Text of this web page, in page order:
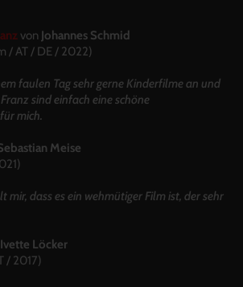
von Johannes Schmid
/AT / DE / 2022)
faulen Tag sehr gerne Kinderfilme an und
sind einfach eine schöne
mich.
Meise
mir, dass es ein wehmütiger Film ist, der sehr
Ivette Löcker
/ 2017)